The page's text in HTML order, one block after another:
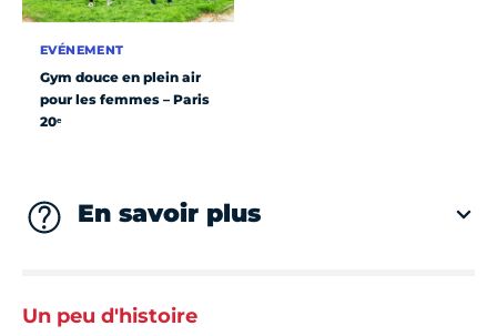
EVÉNEMENT
Gym douce en plein air
pour les femmes – Paris
20ᵉ
En savoir plus
Un peu d'histoire